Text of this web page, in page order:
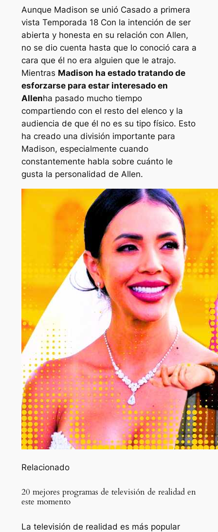
Aunque Madison se unió Casado a primera
vista Temporada 18 Con la intención de ser
abierta y honesta en su relación con Allen,
no se dio cuenta hasta que lo conoció cara a
cara que él no era alguien que le atrajo.
Mientras Madison ha estado tratando de
esforzarse para estar interesado en
Allenha pasado mucho tiempo
compartiendo con el resto del elenco y la
audiencia de que él no es su tipo físico. Esto
ha creado una división importante para
Madison, especialmente cuando
constantemente habla sobre cuánto le
gusta la personalidad de Allen.
Relacionado
20 mejores programas de televisión de realidad en
este momento
La televisión de realidad es más popular